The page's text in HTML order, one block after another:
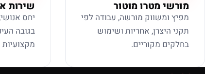
מורשי מטרו מוטור
מפיץ ומשווק מורשה, עבודה לפי
תקני היצרן, אחריות ושימוש
בחלקים מקוריים.
שירות
יחס
בגובה
מקצועיות